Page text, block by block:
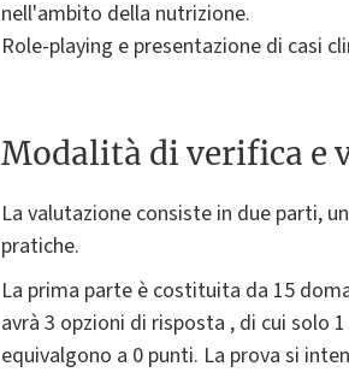
nell'ambito della nutrizione.
Role-playing e presentazione di casi
Modalità di verifica e
La valutazione consiste in due parti,
pratiche.
La prima parte è costituita da 15
avrà 3 opzioni di risposta , di cui solo
equivalgono a 0 punti. La prova si